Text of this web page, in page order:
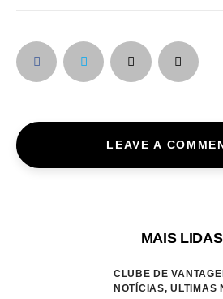
LEAVE A
MAIS LIDAS
CLUBE DE
NOTÍCIAS,ULTIMAS